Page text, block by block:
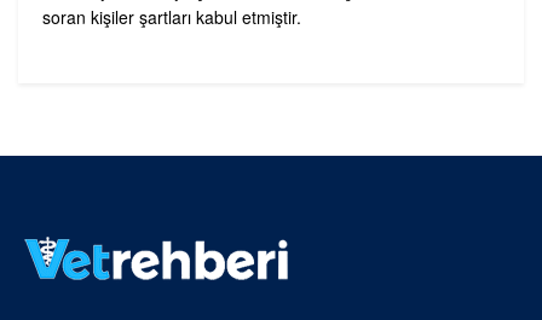
soran kişiler şartları kabul etmiştir.